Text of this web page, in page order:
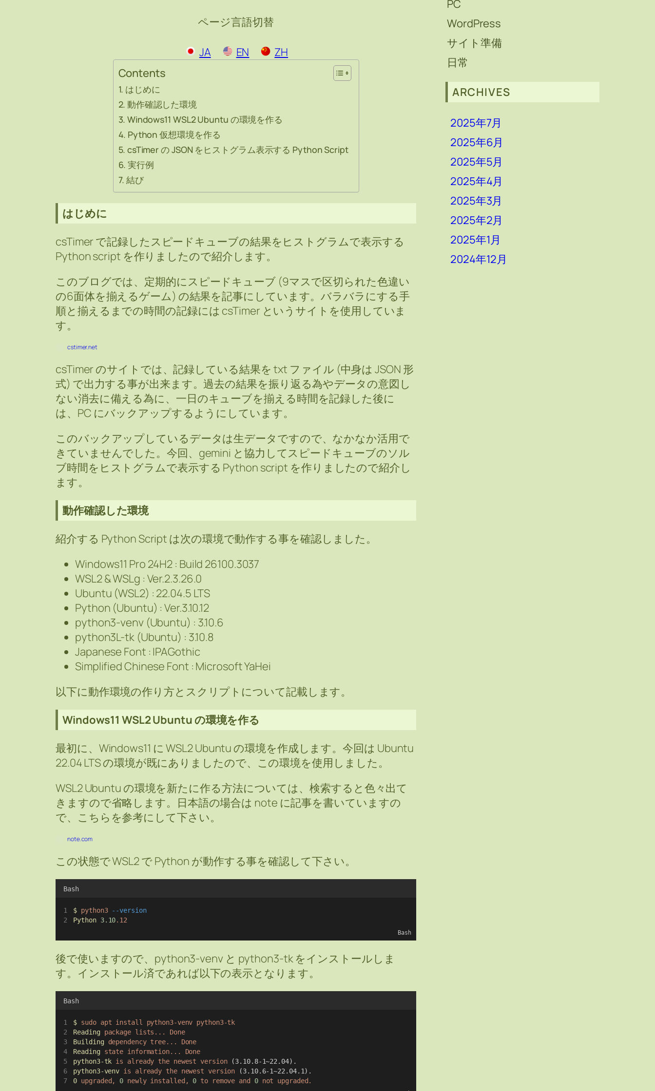
ページ言語切替
EN
JA
ZH
Contents
はじめに
動作確認した環境
Windows11 WSL2 Ubuntu の環境を作る
Python 仮想環境を作る
csTimer の JSON をヒストグラム表示する Python Script
実行例
結び
はじめに
csTimer で記録したスピードキューブの結果をヒストグラムで表示する
Python script を作りましたので紹介します。
このブログでは、定期的にスピードキューブ (9マスで区切られた色違い
の6面体を揃えるゲーム) の結果を記事にしています。バラバラにする手
順と揃えるまでの時間の記録には csTimer というサイトを使用していま
す。
cstimer.net
csTimer のサイトでは、記録している結果を txt ファイル (中身は JSON 形
式) で出力する事が出来ます。過去の結果を振り返る為やデータの意図し
ない消去に備える為に、一日のキューブを揃える時間を記録した後に
は、PC にバックアップするようにしています。
このバックアップしているデータは生データですので、なかなか活用で
きていませんでした。今回、gemini と協力してスピードキューブのソル
ブ時間をヒストグラムで表示する Python script を作りましたので紹介し
ます。
動作確認した環境
紹介する Python Script は次の環境で動作する事を確認しました。
Windows11 Pro 24H2 : Build 26100.3037
WSL2 & WSLg : Ver.2.3.26.0
Ubuntu (WSL2) : 22.04.5 LTS
Python (Ubuntu) : Ver.3.10.12
python3-venv (Ubuntu) : 3.10.6
python3L-tk (Ubuntu) : 3.10.8
Japanese Font : IPAGothic
Simplified Chinese Font : Microsoft YaHei
以下に動作環境の作り方とスクリプトについて記載します。
Windows11 WSL2 Ubuntu の環境を作る
最初に、Windows11 に WSL2 Ubuntu の環境を作成します。今回は Ubuntu
22.04 LTS の環境が既にありましたので、この環境を使用しました。
WSL2 Ubuntu の環境を新たに作る方法については、検索すると色々出て
きますので省略します。日本語の場合は note に記事を書いていますの
で、こちらを参考にして下さい。
note.com
この状態で WSL2 で Python が動作する事を確認して下さい。
Bash
$ python3 --version
Python 3.10.12
Bash
後で使いますので、python3-venv と python3-tk をインストールしま
す。インストール済であれば以下の表示となります。
Bash
$ sudo apt install python3-venv python3-tk
Reading package lists...
Done
Building dependency tree...
Done
Reading state information...
Done
python3-tk is already the newest version (3.10.8-1~22.04).
python3-venv is already the newest version (3.10.6-1~22.04.1).
0 upgraded, 0 newly installed, 0 to remove and 0 not upgraded.
PC
WordPress
サイト準備
日常
ARCHIVES
2025年7月
2025年6月
2025年5月
2025年4月
2025年3月
2025年2月
2025年1月
2024年12月